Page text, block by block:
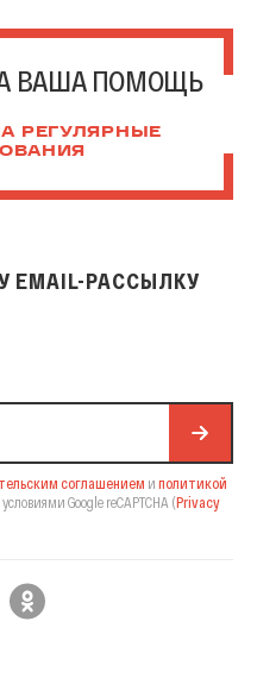
ВАША ПОМОЩЬ
РЕГУЛЯРНЫЕ
РАССЫЛКУ
соглашением и политикой
Google reCAPTCHA (Privacy